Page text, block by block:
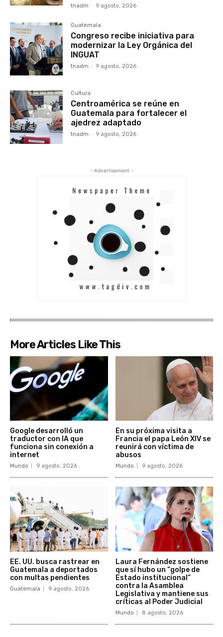
tnadm - 9 agosto, 2026
Guatemala
Congreso recibe iniciativa para
modernizar la Ley Orgánica del
INGUAT
tnadm - 9 agosto, 2026
Cultura
Centroamérica se reúne en
Guatemala para fortalecer el
ajedrez adaptado
tnadm - 9 agosto, 2026
- Advertisement -
More Articles Like This
Google desarrolló un
traductor con IA que
funciona sin conexión a
internet
Mundo 9 agosto, 2026
En su próxima visita a
Francia el papa León XIV se
reunirá con víctima de
abusos
Mundo 9 agosto, 2026
EE. UU. busca rastrear en
Guatemala a deportados
con multas pendientes
Guatemala 9 agosto, 2026
Laura Fernández sostiene
que sí hubo un “golpe de
Estado institucional”
contra la Asamblea
Legislativa y mantiene sus
críticas al Poder Judicial
Mundo 8 agosto, 2026